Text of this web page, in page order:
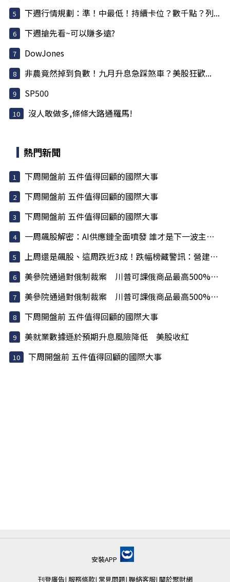
下週行情規劃：準！中最低！持續卡位？數千點？列...
下週搶先看~可以賺多遠?
DowJones
非農竟然掉到負數！九月升息急踩煞車？美股狂歡...
SP500
沒人敢做多,條條大路通羅馬!
熱門新聞
下周開盤前 五件值得回顧的國際大事
下周開盤前 五件值得回顧的國際大事
下周開盤前 五件值得回顧的國際大事
一周飆股解密：AI供應鏈全面噴發 誰才是下一波主升段主角？
上周還是飆股、這周跌近3成！跌幅榜藏警訊：營建股為何...
美參院通過對俄制裁案 川普可課俄商品最高500%關稅
美參院通過對俄制裁案 川普可課俄商品最高500%關稅
下周開盤前 五件值得回顧的國際大事
美就業數據遜於預期升息風險降低 美股收紅
下周開盤前 五件值得回顧的國際大事
安裝APP
刊登廣告| 服務條款| 常見問題| 聯絡客服| 關於聚財網